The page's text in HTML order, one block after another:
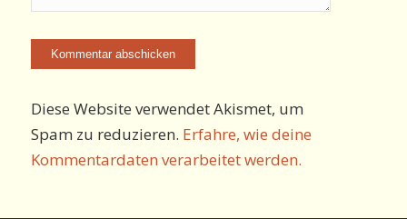
Diese Website verwendet Akismet, um
Spam zu reduzieren. Erfahre, wie deine
Kommentardaten verarbeitet werden.